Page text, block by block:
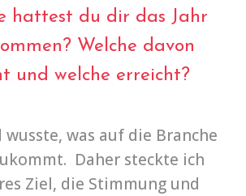
hattest du dir das Jahr
Welche davon
und welche erreicht?
wusste, was auf die Branche
Daher steckte ich
Ziel, die Stimmung und